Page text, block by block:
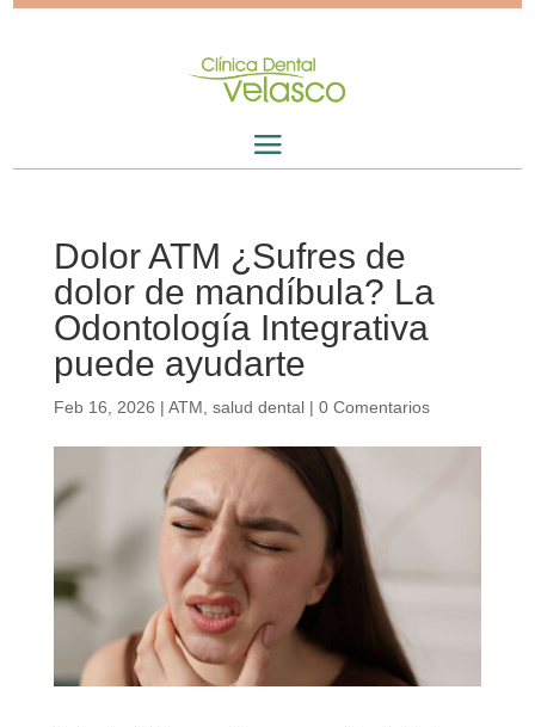
Dolor ATM ¿Sufres de
dolor de mandíbula? La
Odontología Integrativa
puede ayudarte
Feb 16, 2026 | ATM, salud dental| 0 Comentarios